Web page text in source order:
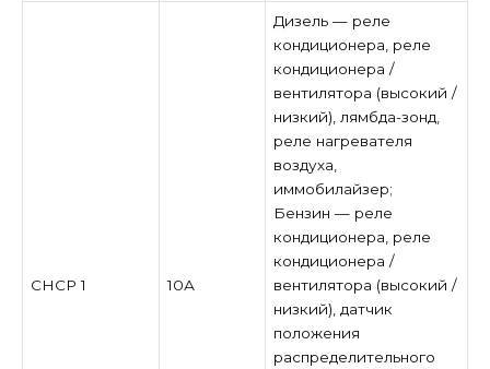
СНСР 1 10А
Дизель — реле
кондиционера, реле
кондиционера /
вентилятора (высокий /
низкий), лямбда-зонд,
реле нагревателя
воздуха,
иммобилайзер;
Бензин — реле
кондиционера, реле
кондиционера /
вентилятора (высокий /
низкий), датчик
положения
распределительного